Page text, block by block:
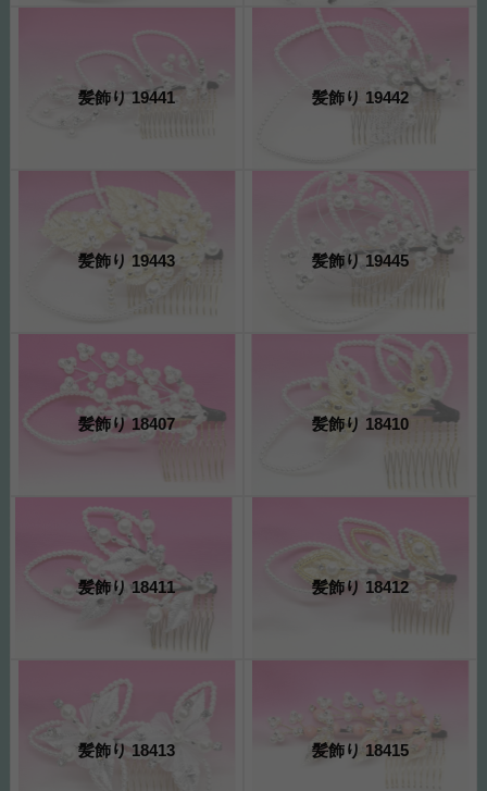
髪飾り 19441 髪飾り 19442
髪飾り 19443 髪飾り 19445
髪飾り 18407 髪飾り 18410
髪飾り 18411 髪飾り 18412
髪飾り 18413 髪飾り 18415